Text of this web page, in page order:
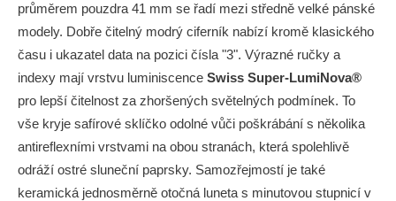
průměrem pouzdra 41 mm se řadí mezi středně velké pánské
modely. Dobře čitelný modrý ciferník nabízí kromě klasického
času i ukazatel data na pozici čísla "3". Výrazné ručky a
indexy mají vrstvu luminiscence Swiss Super-LumiNova®
pro lepší čitelnost za zhoršených světelných podmínek. To
vše kryje safírové sklíčko odolné vůči poškrábání s několika
antireflexními vrstvami na obou stranách, která spolehlivě
odráží ostré sluneční paprsky. Samozřejmostí je také
keramická jednosměrně otočná luneta s minutovou stupnicí v